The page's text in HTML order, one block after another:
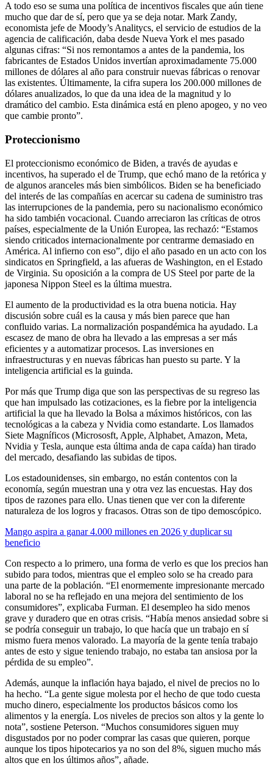
A todo eso se suma una política de incentivos fiscales que aún tiene
mucho que dar de sí, pero que ya se deja notar. Mark Zandy,
economista jefe de Moody’s Analitycs, el servicio de estudios de la
agencia de calificación, daba desde Nueva York el mes pasado
algunas cifras: “Si nos remontamos a antes de la pandemia, los
fabricantes de Estados Unidos invertían aproximadamente 75.000
millones de dólares al año para construir nuevas fábricas o renovar
las existentes. Últimamente, la cifra supera los 200.000 millones de
dólares anualizados, lo que da una idea de la magnitud y lo
dramático del cambio. Esta dinámica está en pleno apogeo, y no veo
que cambie pronto”.
Proteccionismo
El proteccionismo económico de Biden, a través de ayudas e
incentivos, ha superado el de Trump, que echó mano de la retórica y
de algunos aranceles más bien simbólicos. Biden se ha beneficiado
del interés de las compañías en acercar su cadena de suministro tras
las interrupciones de la pandemia, pero su nacionalismo económico
ha sido también vocacional. Cuando arreciaron las críticas de otros
países, especialmente de la Unión Europea, las rechazó: “Estamos
siendo criticados internacionalmente por centrarme demasiado en
América. Al infierno con eso”, dijo el año pasado en un acto con los
sindicatos en Springfield, a las afueras de Washington, en el Estado
de Virginia. Su oposición a la compra de US Steel por parte de la
japonesa Nippon Steel es la última muestra.
El aumento de la productividad es la otra buena noticia. Hay
discusión sobre cuál es la causa y más bien parece que han
confluido varias. La normalización pospandémica ha ayudado. La
escasez de mano de obra ha llevado a las empresas a ser más
eficientes y a automatizar procesos. Las inversiones en
infraestructuras y en nuevas fábricas han puesto su parte. Y la
inteligencia artificial es la guinda.
Por más que Trump diga que son las perspectivas de su regreso las
que han impulsado las cotizaciones, es la fiebre por la inteligencia
artificial la que ha llevado la Bolsa a máximos históricos, con las
tecnológicas a la cabeza y Nvidia como estandarte. Los llamados
Siete Magníficos (Micrososft, Apple, Alphabet, Amazon, Meta,
Nvidia y Tesla, aunque esta última anda de capa caída) han tirado
del mercado, desafiando las subidas de tipos.
Los estadounidenses, sin embargo, no están contentos con la
economía, según muestran una y otra vez las encuestas. Hay dos
tipos de razones para ello. Unas tienen que ver con la diferente
naturaleza de los logros y fracasos. Otras son de tipo demoscópico.
Mango aspira a ganar 4.000 millones en 2026 y duplicar su
beneficio
Con respecto a lo primero, una forma de verlo es que los precios han
subido para todos, mientras que el empleo solo se ha creado para
una parte de la población. “El enormemente impresionante mercado
laboral no se ha reflejado en una mejora del sentimiento de los
consumidores”, explicaba Furman. El desempleo ha sido menos
grave y duradero que en otras crisis. “Había menos ansiedad sobre si
se podría conseguir un trabajo, lo que hacía que un trabajo en sí
mismo fuera menos valorado. La mayoría de la gente tenía trabajo
antes de esto y sigue teniendo trabajo, no estaba tan ansiosa por la
pérdida de su empleo”.
Además, aunque la inflación haya bajado, el nivel de precios no lo
ha hecho. “La gente sigue molesta por el hecho de que todo cuesta
mucho dinero, especialmente los productos básicos como los
alimentos y la energía. Los niveles de precios son altos y la gente lo
nota”, sostiene Peterson. “Muchos consumidores siguen muy
disgustados por no poder comprar las casas que quieren, porque
aunque los tipos hipotecarios ya no son del 8%, siguen mucho más
altos que en los últimos años”, añade.